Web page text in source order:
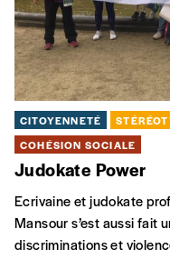
CITOYENNETÉ
COHÉSION SOCIALE
Judokate Power
Ecrivaine et judokate
Mansour s’est aussi fait
discriminations et